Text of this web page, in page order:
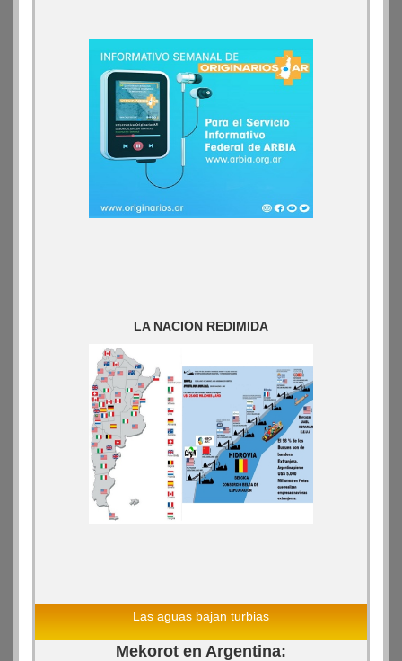
LA NACION REDIMIDA
Las aguas bajan turbias
Mekorot en Argentina: